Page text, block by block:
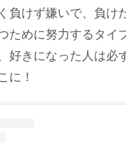
負けず嫌いで、負け
ために努力するタイ
好きになった人は必
に！